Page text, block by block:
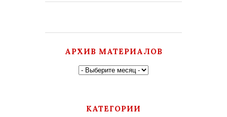
АРХИВ МАТЕРИАЛОВ
КАТЕГОРИИ